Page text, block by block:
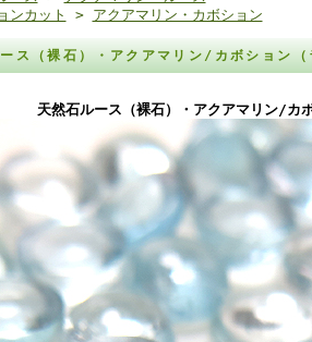
ンカット > アクアマリン・カボション
ス（裸石）・アクアマリン/カボション
天然石ルース（裸石）・アクアマリン/カ